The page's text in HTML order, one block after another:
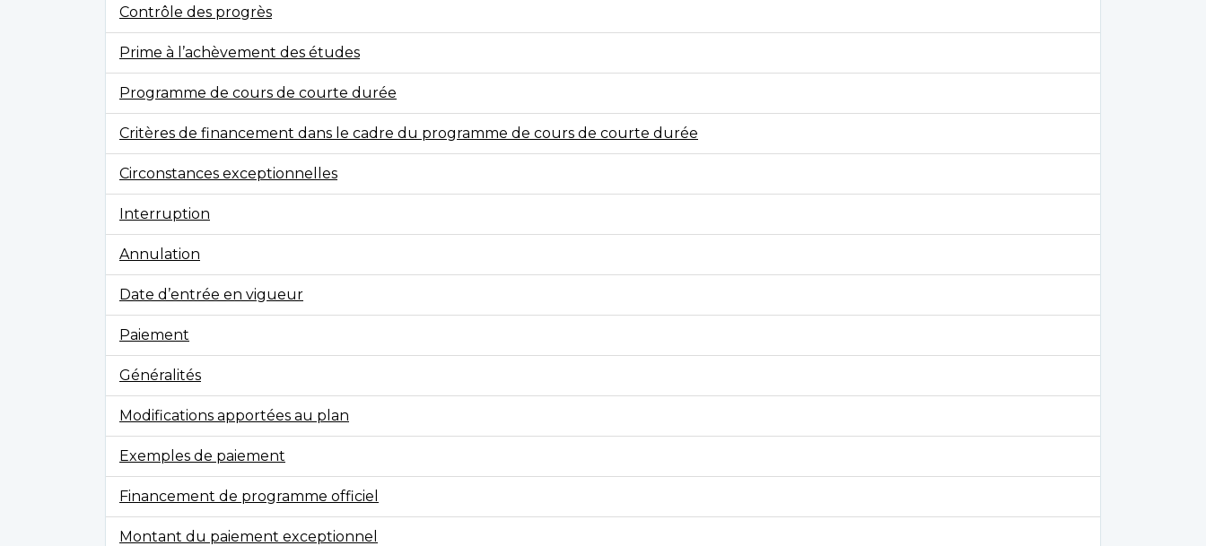
Contrôle des progrès
Prime à l’achèvement des études
Programme de cours de courte durée
Critères de financement dans le cadre du programme de cours de courte durée
Circonstances exceptionnelles
Interruption
Annulation
Date d’entrée en vigueur
Paiement
Généralités
Modifications apportées au plan
Exemples de paiement
Financement de programme officiel
Montant du paiement exceptionnel